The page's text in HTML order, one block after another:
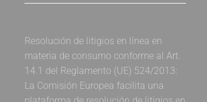
Resolución de litigios en línea en
materia de consumo conforme al Art.
14.1 del Reglamento (UE) 524/2013:
La Comisión Europea facilita una